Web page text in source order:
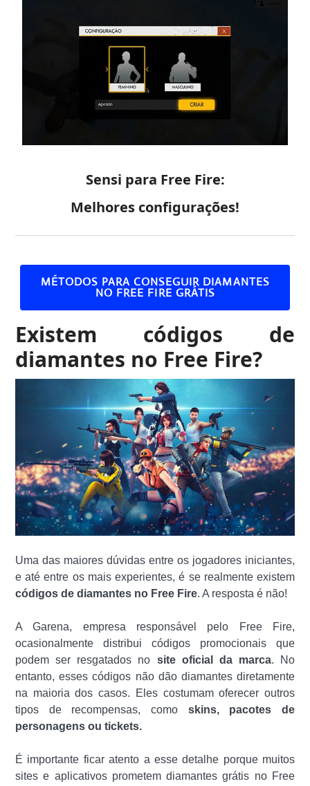
Sensi para Free Fire:
Melhores configurações!
MÉTODOS PARA CONSEGUIR DIAMANTES
NO FREE FIRE GRÁTIS
Existem códigos de
diamantes no Free Fire?
Uma das maiores dúvidas entre os jogadores iniciantes,
e até entre os mais experientes, é se realmente existem
códigos de diamantes no Free Fire. A resposta é não!
A Garena, empresa responsável pelo Free Fire,
ocasionalmente distribui códigos promocionais que
podem ser resgatados no site oficial da marca. No
entanto, esses códigos não dão diamantes diretamente
na maioria dos casos. Eles costumam oferecer outros
tipos de recompensas, como skins, pacotes de
personagens ou tickets.
É importante ficar atento a esse detalhe porque muitos
sites e aplicativos prometem diamantes grátis no Free